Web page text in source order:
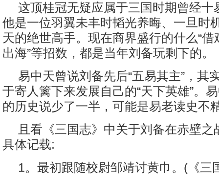
这顶桂冠无疑应属于三国时期曾经十
他是一位羽翼未丰时韬光养晦、一旦时
天的绝世高手。现在商界盛行的什么“借
出海”等招数，都是当年刘备玩剩下的。
易中天曾说刘备先后“五易其主”，其
于寄人篱下来发展自己的“天下英雄”。
的历史说少了一半，可能是易老读史不
且看《三国志》中关于刘备在赤壁
具体记载:
1。最初跟随校尉邹靖讨黄巾。(《三